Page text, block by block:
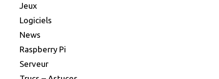
Jeux
Logiciels
News
Raspberry Pi
Serveur